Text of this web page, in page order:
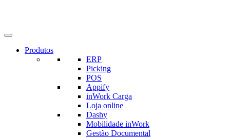
Produtos
ERP
Picking
POS
Appify
inWork Carga
Loja online
Dashy
Mobilidade inWork
Gestão Documental